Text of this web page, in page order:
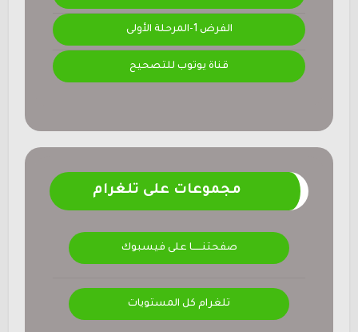
الفرض 1-المرحلة الأولى
قناة يوتوب للتصحيح
مجموعات على تلغرام
صفحتنــــــا على فيسبوك
تلغرام كل المستويات